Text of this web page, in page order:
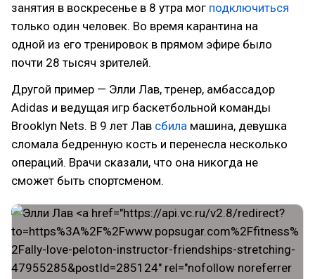
занятия в воскресенье в 8 утра мог подключиться
только один человек. Во время карантина на
одной из его тренировок в прямом эфире было
почти 28 тысяч зрителей.
Другой пример — Элли Лав, тренер, амбассадор
Adidas и ведущая игр баскетбольной команды
Brooklyn Nets. В 9 лет Лав сбила машина, девушка
сломала бедренную кость и перенесла несколько
операций. Врачи сказали, что она никогда не
сможет быть спортсменом.